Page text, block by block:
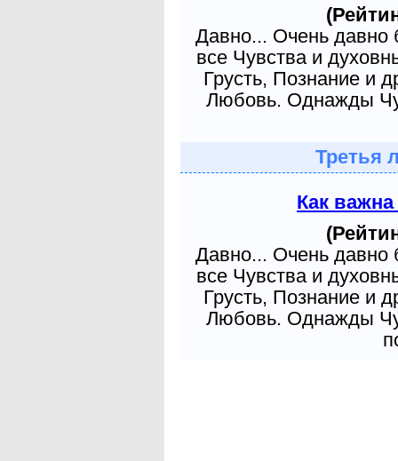
Давно... Очень давно
все Чувства и
Грусть, Познание и
Любовь. Однажды
Третья
Как
Давно... Очень давно
все Чувства и
Грусть, Познание и
Любовь. Однажды